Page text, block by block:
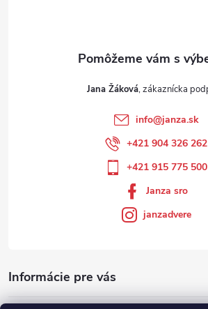
Informácie pre vás
Jana Žáková
info@janza.sk
+421 904 326 262
+421 915 775 500
Janza sro
janzadvere